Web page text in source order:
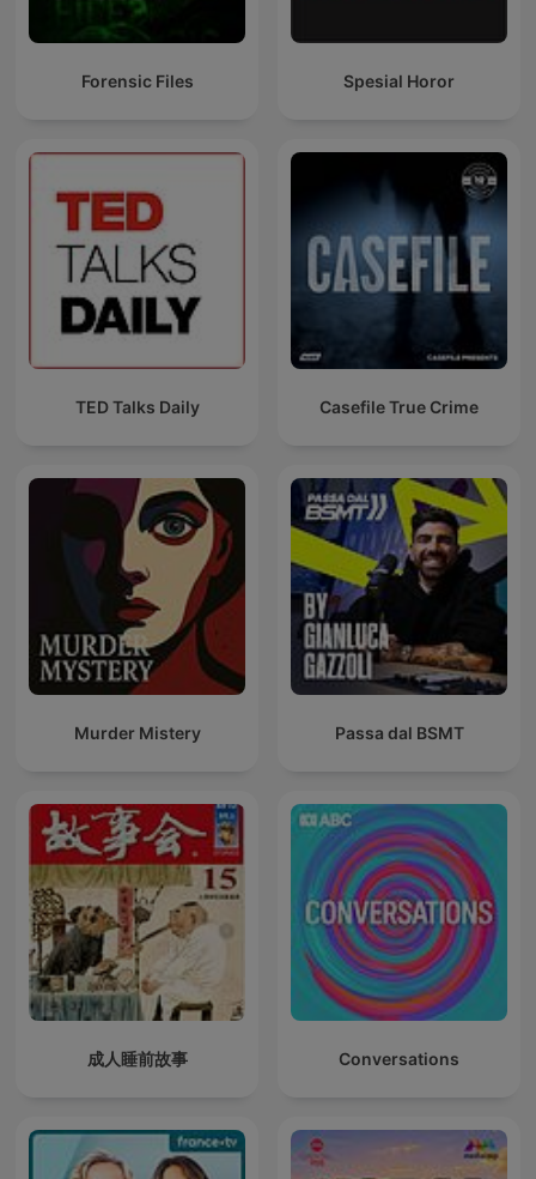
Forensic Files Spesial Horor
TED Talks Daily Casefile True Crime
Murder Mistery Passa dal BSMT
成人睡前故事 Conversations